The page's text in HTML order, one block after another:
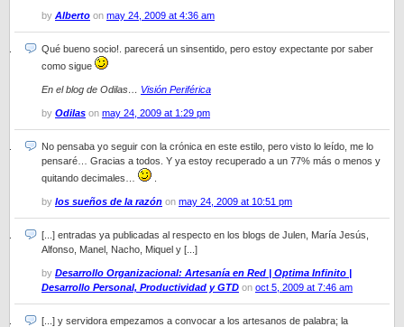
by Alberto on may 24, 2009 at 4:36 am
Qué bueno socio!. parecerá un sinsentido, pero estoy expectante por saber
como sigue
En el blog de Odilas… Visión Periférica
by Odilas on may 24, 2009 at 1:29 pm
No pensaba yo seguir con la crónica en este estilo, pero visto lo leído, me lo
pensaré… Gracias a todos. Y ya estoy recuperado a un 77% más o menos y
quitando decimales…
by los sueños de la razón on may 24, 2009 at 10:51 pm
[...] entradas ya publicadas al respecto en los blogs de Julen, María Jesús,
Alfonso, Manel, Nacho, Miquel y [...]
by Desarrollo Organizacional: Artesanía en Red | Optima Infinito |
Desarrollo Personal, Productividad y GTD on oct 5, 2009 at 7:46 am
[...] y servidora empezamos a convocar a los artesanos de palabra; la